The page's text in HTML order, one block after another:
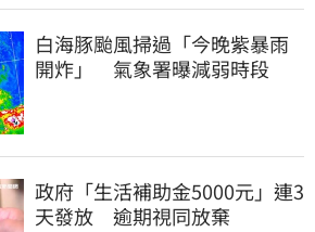
白海豚颱風掃過「今晚紫暴雨
開炸」 氣象署曝減弱時段
政府「生活補助金5000元」連3
天發放 逾期視同放棄